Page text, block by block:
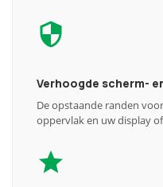
Verhoogde scherm-
De opstaande randen
oppervlak en uw display